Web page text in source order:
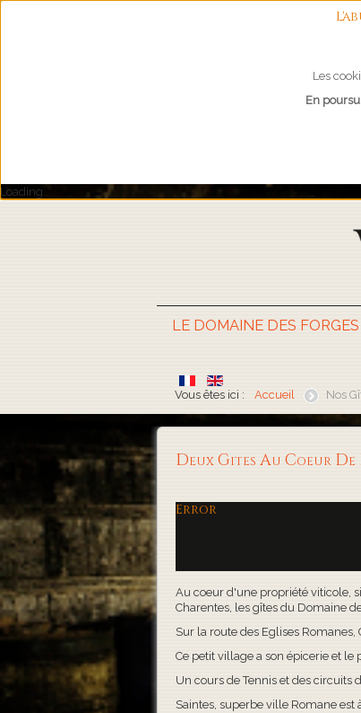
Les
En
Loading...
LE DOMAINE DES FORGES
Vous êtes ici : Accueil Nos
Deux Gites Au Coeur
Error
Au coeur d'une propriété viticole,
Charentes, les gîtes du Domaine
Sur la route des Eglises
Ce petit village a son épicerie et le
Un cours de Tennis et des circuits
Saintes, superbe ville Romane est